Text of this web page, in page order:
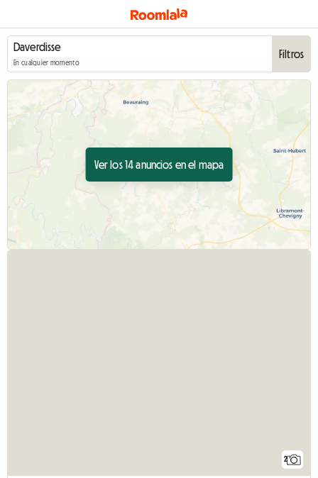
En cualquier momento
Filtros
Ver los 14 anuncios en el mapa
2